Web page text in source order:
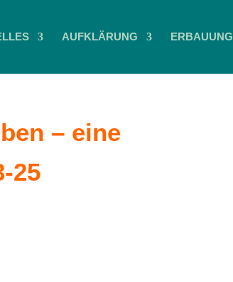
AUFKLÄRUNG ERBAUUNG
– eine
25